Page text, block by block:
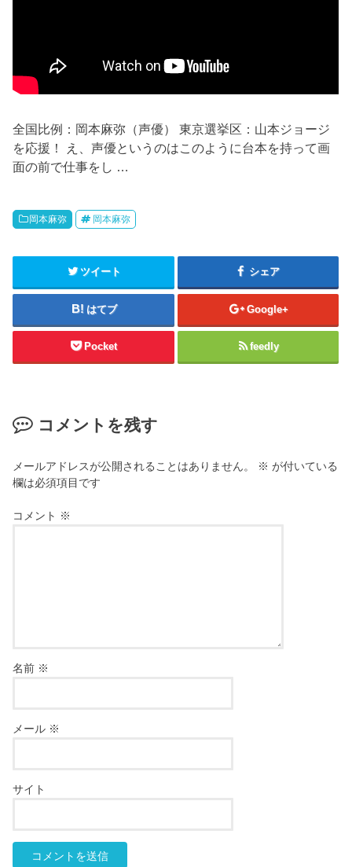
全国比例：岡本麻弥（声優） 東京選挙区：山本ジョージ
を応援！ え、声優というのはこのように台本を持って画
面の前で仕事をし …
岡本麻弥 岡本麻弥
ツイート シェア
はてブ Google+
Pocket feedly
コメントを残す
メールアドレスが公開されることはありません。 ※ が付いている
欄は必須項目です
コメント ※
名前 ※
メール ※
サイト